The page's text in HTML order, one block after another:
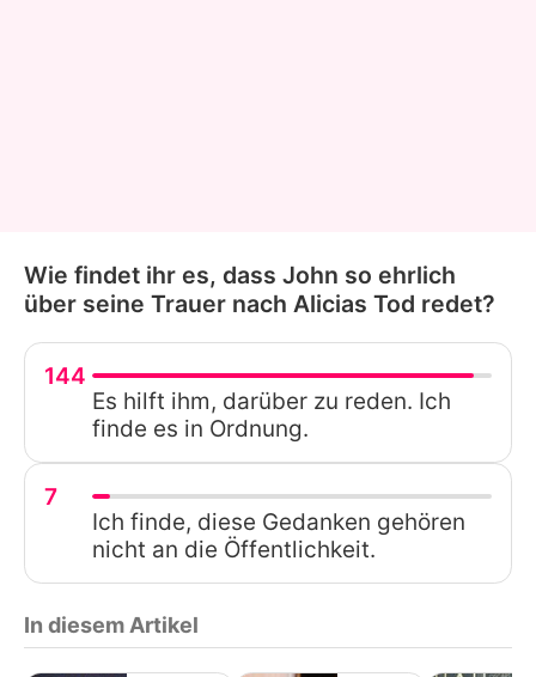
Wie findet ihr es, dass John so ehrlich
über seine Trauer nach Alicias Tod redet?
144
Es hilft ihm, darüber zu reden. Ich
finde es in Ordnung.
7
Ich finde, diese Gedanken gehören
nicht an die Öffentlichkeit.
In diesem Artikel